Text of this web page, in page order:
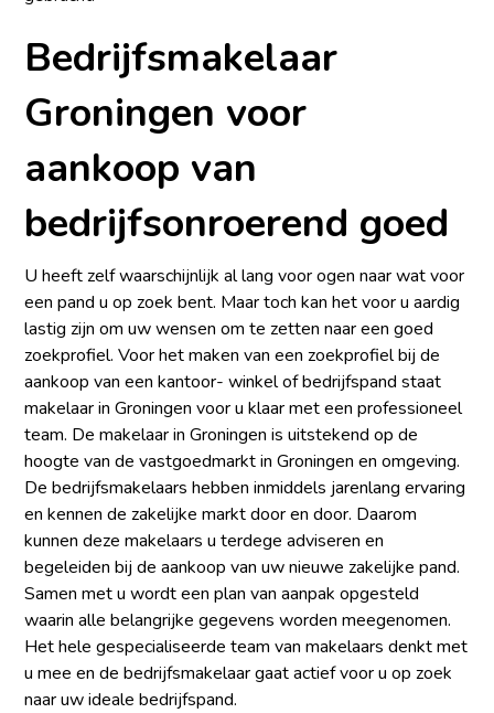
Bedrijfsmakelaar
Groningen voor
aankoop van
bedrijfsonroerend goed
U heeft zelf waarschijnlijk al lang voor ogen naar wat voor
een pand u op zoek bent. Maar toch kan het voor u aardig
lastig zijn om uw wensen om te zetten naar een goed
zoekprofiel. Voor het maken van een zoekprofiel bij de
aankoop van een kantoor- winkel of bedrijfspand staat
makelaar in Groningen voor u klaar met een professioneel
team. De makelaar in Groningen is uitstekend op de
hoogte van de vastgoedmarkt in Groningen en omgeving.
De bedrijfsmakelaars hebben inmiddels jarenlang ervaring
en kennen de zakelijke markt door en door. Daarom
kunnen deze makelaars u terdege adviseren en
begeleiden bij de aankoop van uw nieuwe zakelijke pand.
Samen met u wordt een plan van aanpak opgesteld
waarin alle belangrijke gegevens worden meegenomen.
Het hele gespecialiseerde team van makelaars denkt met
u mee en de bedrijfsmakelaar gaat actief voor u op zoek
naar uw ideale bedrijfspand.